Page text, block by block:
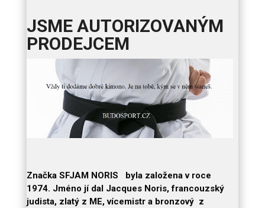
KUNGFU
KIMONO
NORIS
množství
JSME AUTORIZOVANÝM
PRODEJCEM
Značka SFJAM NORIS byla založena v roce
1974. Jméno jí dal Jacques Noris, francouzský
judista, zlatý z ME, vícemistr a bronzový z